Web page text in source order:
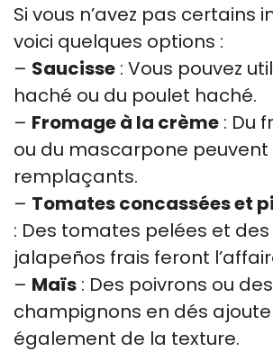
Si vous n’avez pas certains
voici quelques options :
– Saucisse : Vous pouvez
haché ou du poulet haché.
– Fromage à la crème : Du
ou du mascarpone
remplaçants.
– Tomates concassées et
: Des tomates pelées et
jalapeños frais feront
– Maïs : Des poivrons ou des
champignons en dés
également de la texture.